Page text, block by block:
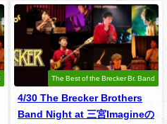
The Best of the Brecker Br. Band
4/30 The Brecker Brothers
Band Night at 三宮Imagineの